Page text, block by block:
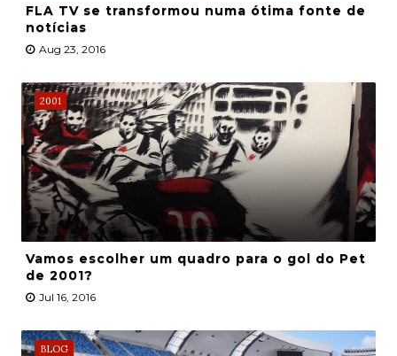
FLA TV se transformou numa ótima fonte de
notícias
Aug 23, 2016
2001
Vamos escolher um quadro para o gol do Pet
de 2001?
Jul 16, 2016
BLOG